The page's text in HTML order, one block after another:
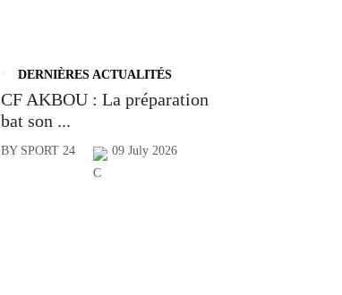
DERNIÈRES ACTUALITÉS
CF AKBOU : La préparation
bat son ...
BY SPORT 24 09 July 2026